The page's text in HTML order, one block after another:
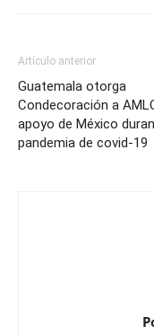
Artículo anterior
Guatemala otorga
Condecoración a
apoyo de México
pandemia de covid-19